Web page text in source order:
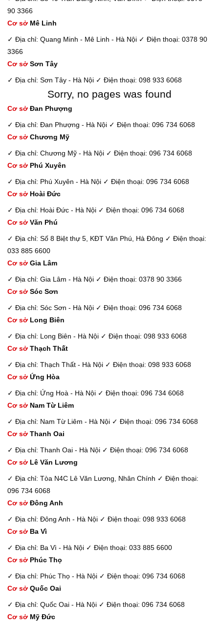
90 3366
Cơ sở Mê Linh
✓ Địa chỉ: Quang Minh - Mê Linh - Hà Nội ✓ Điện thoại: 0378 90
3366
Cơ sở Sơn Tây
✓ Địa chỉ: Sơn Tây - Hà Nội ✓ Điện thoại: 098 933 6068
Sorry, no pages was found
Cơ sở Đan Phượng
✓ Địa chỉ: Đan Phượng - Hà Nội ✓ Điện thoại: 096 734 6068
Cơ sở Chương Mỹ
✓ Địa chỉ: Chương Mỹ - Hà Nội ✓ Điện thoại: 096 734 6068
Cơ sở Phú Xuyên
✓ Địa chỉ: Phú Xuyên - Hà Nội ✓ Điện thoại: 096 734 6068
Cơ sở Hoài Đức
✓ Địa chỉ: Hoài Đức - Hà Nội ✓ Điện thoại: 096 734 6068
Cơ sở Văn Phú
✓ Địa chỉ: Số 8 Biệt thự 5, KĐT Văn Phú, Hà Đông ✓ Điện thoại:
033 885 6600
Cơ sở Gia Lâm
✓ Địa chỉ: Gia Lâm - Hà Nội ✓ Điện thoại: 0378 90 3366
Cơ sở Sóc Sơn
✓ Địa chỉ: Sóc Sơn - Hà Nội ✓ Điện thoại: 096 734 6068
Cơ sở Long Biên
✓ Địa chỉ: Long Biên - Hà Nội ✓ Điện thoại: 098 933 6068
Cơ sở Thạch Thất
✓ Địa chỉ: Thạch Thất - Hà Nội ✓ Điện thoại: 098 933 6068
Cơ sở Ứng Hòa
✓ Địa chỉ: Ứng Hoà - Hà Nội ✓ Điện thoại: 096 734 6068
Cơ sở Nam Từ Liêm
✓ Địa chỉ: Nam Từ Liêm - Hà Nội ✓ Điện thoại: 096 734 6068
Cơ sở Thanh Oai
✓ Địa chỉ: Thanh Oai - Hà Nội ✓ Điện thoại: 096 734 6068
Cơ sở Lê Văn Lương
✓ Địa chỉ: Tòa N4C Lê Văn Lương, Nhân Chính ✓ Điện thoại:
096 734 6068
Cơ sở Đông Anh
✓ Địa chỉ: Đông Anh - Hà Nội ✓ Điện thoại: 098 933 6068
Cơ sở Ba Vì
✓ Địa chỉ: Ba Vì - Hà Nội ✓ Điện thoại: 033 885 6600
Cơ sở Phúc Thọ
✓ Địa chỉ: Phúc Thọ - Hà Nội ✓ Điện thoại: 096 734 6068
Cơ sở Quốc Oai
✓ Địa chỉ: Quốc Oai - Hà Nội ✓ Điện thoại: 096 734 6068
Cơ sở Mỹ Đức